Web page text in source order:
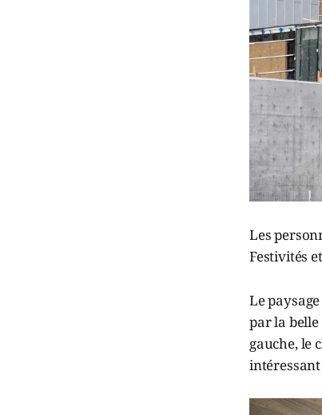
Les
Festivités
Le
par la
gauche, le